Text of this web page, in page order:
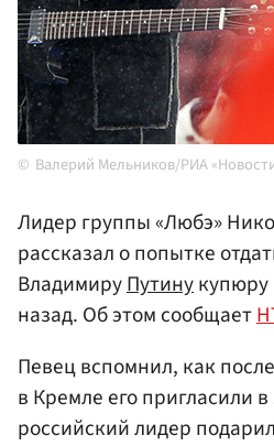
Валерий Мельников/РИА
Лидер группы «Любэ»
рассказал о попытке
ВладимируПутинукупюру
назад. Об этом сообщает
Певец вспомнил, как
в Кремле его пригласили в
российский лидер